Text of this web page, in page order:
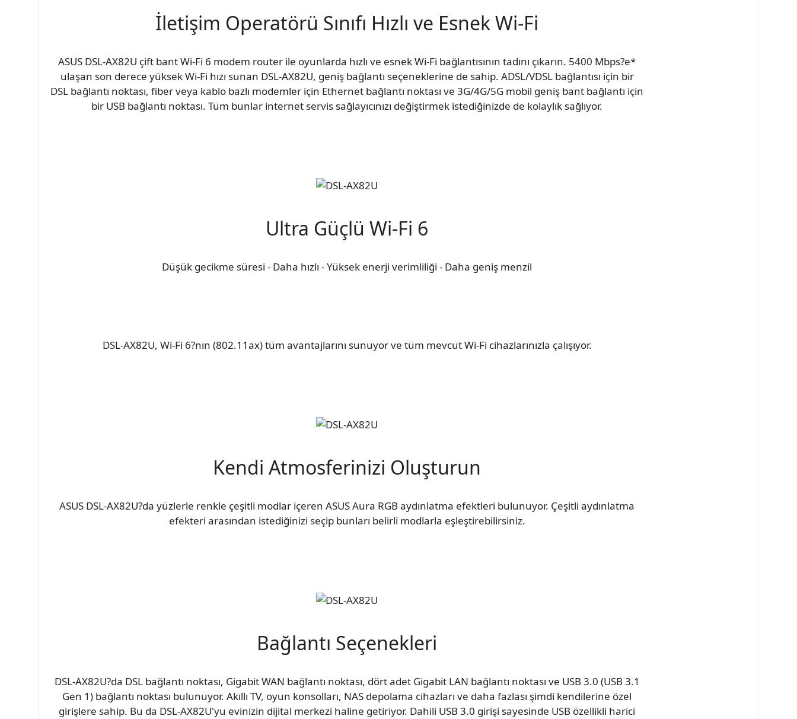
İletişim Operatörü Sınıfı Hızlı ve Esnek Wi-Fi
ASUS DSL-AX82U çift bant Wi-Fi 6 modem router ile oyunlarda hızlı ve esnek Wi-Fi bağlantısının tadını çıkarın. 5400 Mbps?e*
ulaşan son derece yüksek Wi-Fi hızı sunan DSL-AX82U, geniş bağlantı seçeneklerine de sahip. ADSL/VDSL bağlantısı için bir
DSL bağlantı noktası, fiber veya kablo bazlı modemler için Ethernet bağlantı noktası ve 3G/4G/5G mobil geniş bant bağlantı için
bir USB bağlantı noktası. Tüm bunlar internet servis sağlayıcınızı değiştirmek istediğinizde de kolaylık sağlıyor.
Ultra Güçlü Wi-Fi 6
Düşük gecikme süresi - Daha hızlı - Yüksek enerji verimliliği - Daha geniş menzil
DSL-AX82U, Wi-Fi 6?nın (802.11ax) tüm avantajlarını sunuyor ve tüm mevcut Wi-Fi cihazlarınızla çalışıyor.
Kendi Atmosferinizi Oluşturun
ASUS DSL-AX82U?da yüzlerle renkle çeşitli modlar içeren ASUS Aura RGB aydınlatma efektleri bulunuyor. Çeşitli aydınlatma
efekteri arasından istediğinizi seçip bunları belirli modlarla eşleştirebilirsiniz.
Bağlantı Seçenekleri
DSL-AX82U?da DSL bağlantı noktası, Gigabit WAN bağlantı noktası, dört adet Gigabit LAN bağlantı noktası ve USB 3.0 (USB 3.1
Gen 1) bağlantı noktası bulunuyor. Akıllı TV, oyun konsolları, NAS depolama cihazları ve daha fazlası şimdi kendilerine özel
girişlere sahip. Bu da DSL-AX82U'yu evinizin dijital merkezi haline getiriyor. Dahili USB 3.0 girişi sayesinde USB özellikli harici